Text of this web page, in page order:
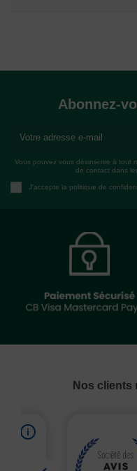
Abonnez-
Vous pouvez vous désinscrire à tout
de contact dans
J'accepte la politique de
Nos clients